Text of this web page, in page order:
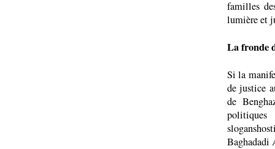
familles
lumière et
La fronde
Si la
de justice
de
Baghadadi